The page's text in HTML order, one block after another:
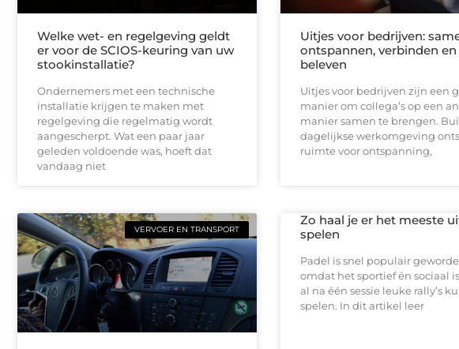
Welke wet- en regelgeving geldt
er voor de SCIOS-keuring van uw
stookinstallatie?
Ondernemers met een technische
installatie krijgen te maken met
regelgeving die regelmatig wordt
aangescherpt. Wat een paar jaar
geleden voldoende was, hoeft dat
vandaag niet
Uitjes voor bedrijven:
ontspannen, verbinden en
beleven
Uitjes voor bedrijven zijn een
manier om collega’s op een
manier samen te brengen.
dagelijkse werkomgeving
ruimte voor ontspanning,
VERVOER EN TRANSPORT
Zo haal je er het meeste
spelen
Padel is snel populair
omdat het sportief én sociaal
al na één sessie leuke rally’s
spelen. In dit artikel leer